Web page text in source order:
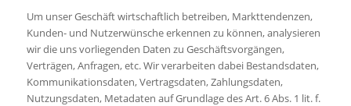
Um unser Geschäft wirtschaftlich betreiben, Markttendenzen,
Kunden- und Nutzerwünsche erkennen zu können, analysieren
wir die uns vorliegenden Daten zu Geschäftsvorgängen,
Verträgen, Anfragen, etc. Wir verarbeiten dabei Bestandsdaten,
Kommunikationsdaten, Vertragsdaten, Zahlungsdaten,
Nutzungsdaten, Metadaten auf Grundlage des Art. 6 Abs. 1 lit. f.